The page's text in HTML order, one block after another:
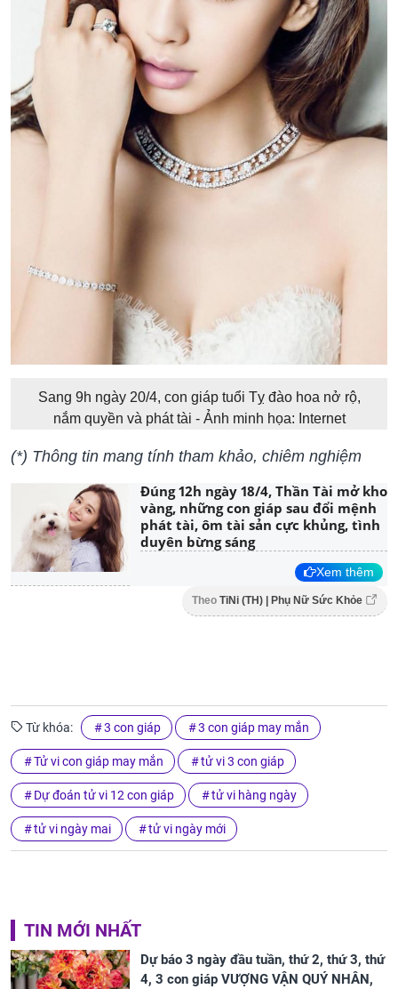
Sang 9h ngày 20/4, con giáp tuổi Tỵ đào hoa nở rộ,
nắm quyền và phát tài - Ảnh minh họa: Internet
(*) Thông tin mang tính tham khảo, chiêm nghiệm
Đúng 12h ngày 18/4, Thần Tài mở kho
vàng, những con giáp sau đổi mệnh
phát tài, ôm tài sản cực khủng, tình
duyên bừng sáng
Xem thêm
Theo TiNi (TH) | Phụ Nữ Sức Khỏe
Từ khóa: 3 con giáp 3 con giáp may mắn
Tử vi con giáp may mắn tử vi 3 con giáp
Dự đoán tử vi 12 con giáp tử vi hàng ngày
tử vi ngày mai tử vi ngày mới
TIN MỚI NHẤT
Dự báo 3 ngày đầu tuần, thứ 2, thứ 3, thứ
4, 3 con giáp VƯỢNG VẬN QUÝ NHÂN,